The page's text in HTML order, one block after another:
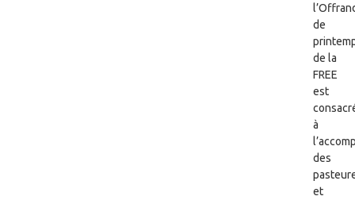
de
de la
FREE
est
à
des
et